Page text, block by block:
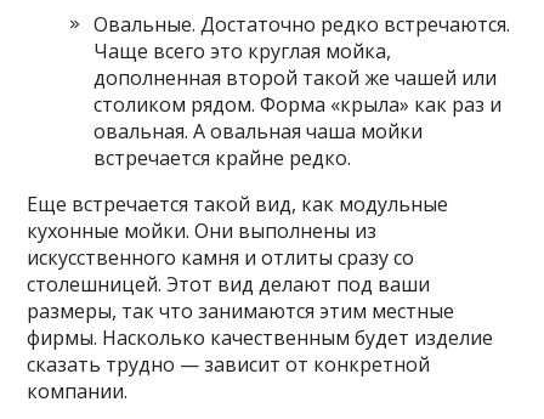
Овальные. Достаточно редко встречаются.
Чаще всего это круглая мойка,
дополненная второй такой же чашей или
столиком рядом. Форма «крыла» как раз и
овальная. А овальная чаша мойки
встречается крайне редко.
Еще встречается такой вид, как модульные
кухонные мойки. Они выполнены из
искусственного камня и отлиты сразу со
столешницей. Этот вид делают под ваши
размеры, так что занимаются этим местные
фирмы. Насколько качественным будет изделие
сказать трудно — зависит от конкретной
компании.